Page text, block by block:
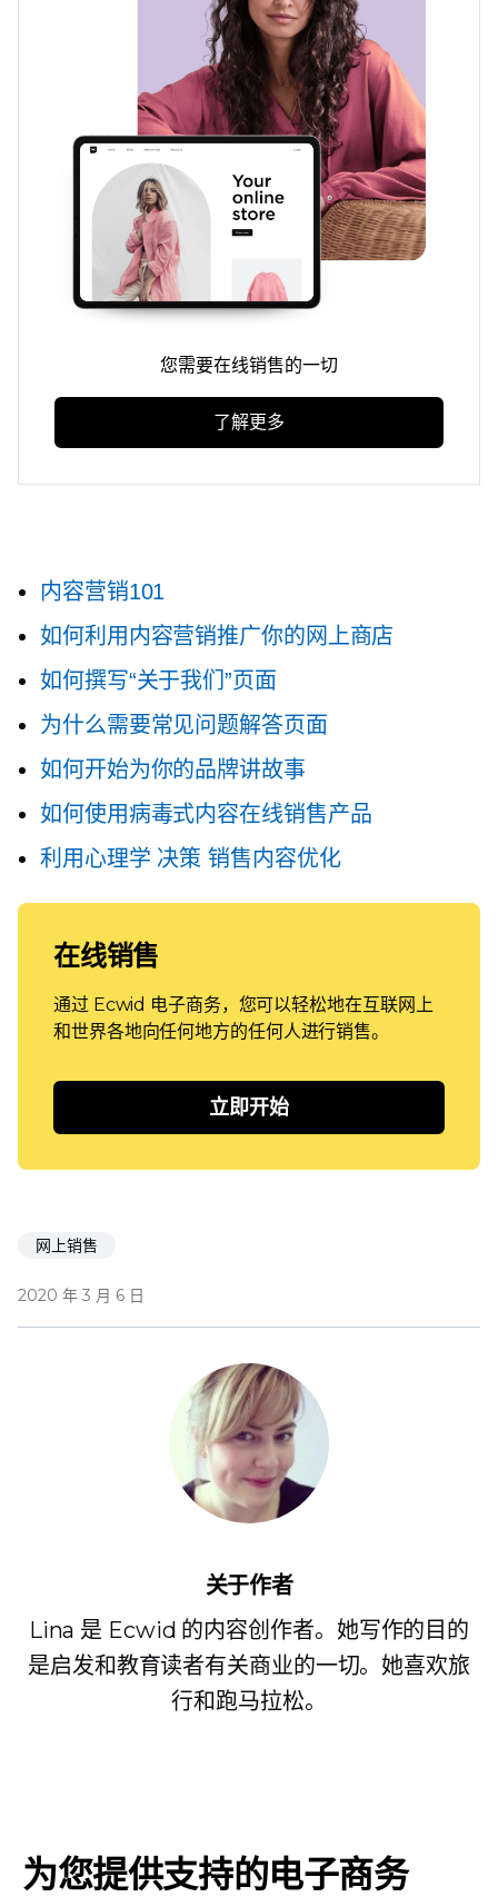
您需要在线销售的一切
了解更多
内容营销101
如何利用内容营销推广你的网上商店
如何撰写“关于我们”页面
为什么需要常见问题解答页面
如何开始为你的品牌讲故事
如何使用病毒式内容在线销售产品
利用心理学 决策 销售内容优化
在线销售
通过 Ecwid 电子商务，您可以轻松地在互联网上
和世界各地向任何地方的任何人进行销售。
立即开始
网上销售
2020 年 3 月 6 日
关于作者
Lina 是 Ecwid 的内容创作者。她写作的目的
是启发和教育读者有关商业的一切。她喜欢旅
行和跑马拉松。
为您提供支持的电子商务